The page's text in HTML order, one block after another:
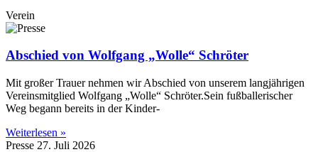
Verein
Abschied von Wolfgang „Wolle“ Schröter
Mit großer Trauer nehmen wir Abschied von unserem langjährigen
Vereinsmitglied Wolfgang „Wolle“ Schröter.Sein fußballerischer
Weg begann bereits in der Kinder-
Weiterlesen »
Presse 27. Juli 2026